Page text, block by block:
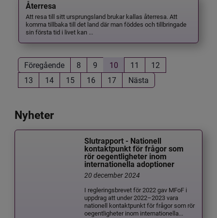
Återresa
Att resa till sitt ursprungsland brukar kallas återresa. Att
komma tillbaka till det land där man föddes och tillbringade
sin första tid i livet kan ...
Föregående 8 9 10 11
12
13
14 15 16 17 Nästa
Nyheter
Slutrapport - Nationell
kontaktpunkt för frågor som
rör oegentligheter inom
internationella adoptioner
20 december 2024
I regleringsbrevet för 2022 gav MFoF i
uppdrag att under 2022–2023 vara
nationell kontaktpunkt för frågor som rör
oegentligheter inom internationella...